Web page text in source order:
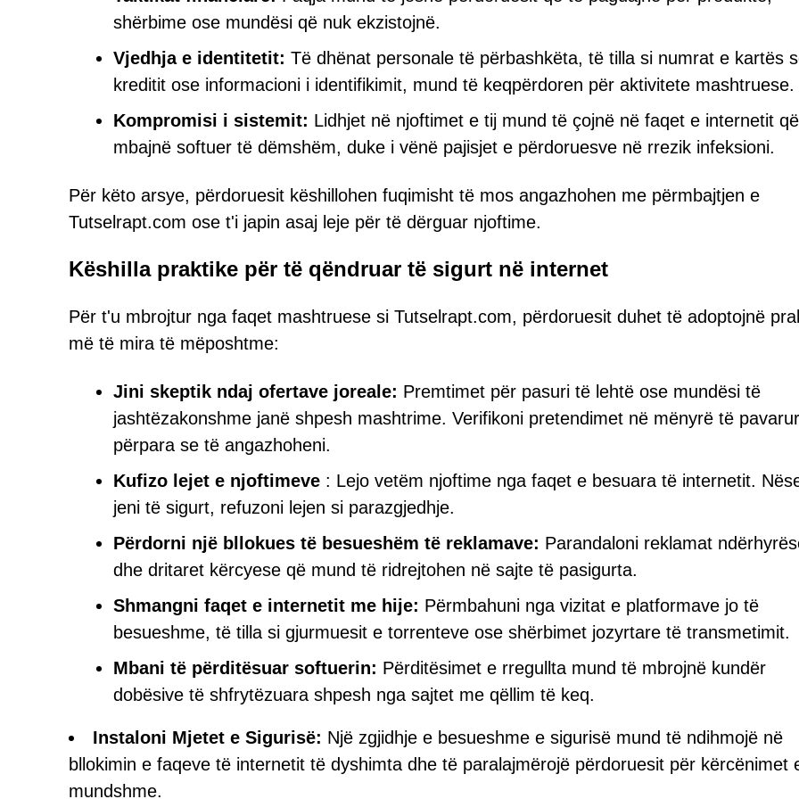
shërbime ose mundësi që nuk ekzistojnë.
Vjedhja e identitetit: Të dhënat personale të përbashkëta, të tilla si numrat e kartës
kreditit ose informacioni i identifikimit, mund të keqpërdoren për aktivitete mashtruese.
Kompromisi i sistemit: Lidhjet në njoftimet e tij mund të çojnë në faqet e internetit që
mbajnë softuer të dëmshëm, duke i vënë pajisjet e përdoruesve në rrezik infeksioni.
Për këto arsye, përdoruesit këshillohen fuqimisht të mos angazhohen me përmbajtjen e
Tutselrapt.com ose t'i japin asaj leje për të dërguar njoftime.
Këshilla praktike për të qëndruar të sigurt në internet
Për t'u mbrojtur nga faqet mashtruese si Tutselrapt.com, përdoruesit duhet të adoptojnë
më të mira të mëposhtme:
Jini skeptik ndaj ofertave joreale: Premtimet për pasuri të lehtë ose mundësi të
jashtëzakonshme janë shpesh mashtrime. Verifikoni pretendimet në mënyrë të pavarur
përpara se të angazhoheni.
Kufizo lejet e njoftimeve : Lejo vetëm njoftime nga faqet e besuara të internetit.
jeni të sigurt, refuzoni lejen si parazgjedhje.
Përdorni një bllokues të besueshëm të reklamave: Parandaloni reklamat
dhe dritaret kërcyese që mund të ridrejtohen në sajte të pasigurta.
Shmangni faqet e internetit me hije: Përmbahuni nga vizitat e platformave jo të
besueshme, të tilla si gjurmuesit e torrenteve ose shërbimet jozyrtare të transmetimit.
Mbani të përditësuar softuerin: Përditësimet e rregullta mund të mbrojnë kundër
dobësive të shfrytëzuara shpesh nga sajtet me qëllim të keq.
Instaloni Mjetet e Sigurisë: Një zgjidhje e besueshme e sigurisë mund të ndihmojë në
bllokimin e faqeve të internetit të dyshimta dhe të paralajmërojë përdoruesit për kërcënimet
mundshme.